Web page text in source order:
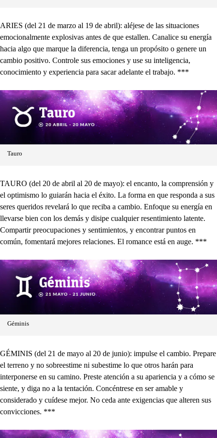
ARIES (del 21 de marzo al 19 de abril): aléjese de las situaciones
emocionalmente explosivas antes de que estallen. Canalice su energía
hacia algo que marque la diferencia, tenga un propósito o genere un
cambio positivo. Controle sus emociones y use su inteligencia,
conocimiento y experiencia para sacar adelante el trabajo. ***
Tauro
TAURO (del 20 de abril al 20 de mayo): el encanto, la comprensión y
el optimismo lo guiarán hacia el éxito. La forma en que responda a sus
seres queridos revelará lo que reciba a cambio. Enfoque su energía en
llevarse bien con los demás y disipe cualquier resentimiento latente.
Compartir preocupaciones y sentimientos, y encontrar puntos en
común, fomentará mejores relaciones. El romance está en auge. ***
Géminis
GÉMINIS (del 21 de mayo al 20 de junio): impulse el cambio. Prepare
el terreno y no sobreestime ni subestime lo que otros harán para
interponerse en su camino. Preste atención a su apariencia y a cómo se
siente, y diga no a la tentación. Concéntrese en ser amable y
considerado y cuídese mejor. No ceda ante exigencias que alteren sus
convicciones. ***